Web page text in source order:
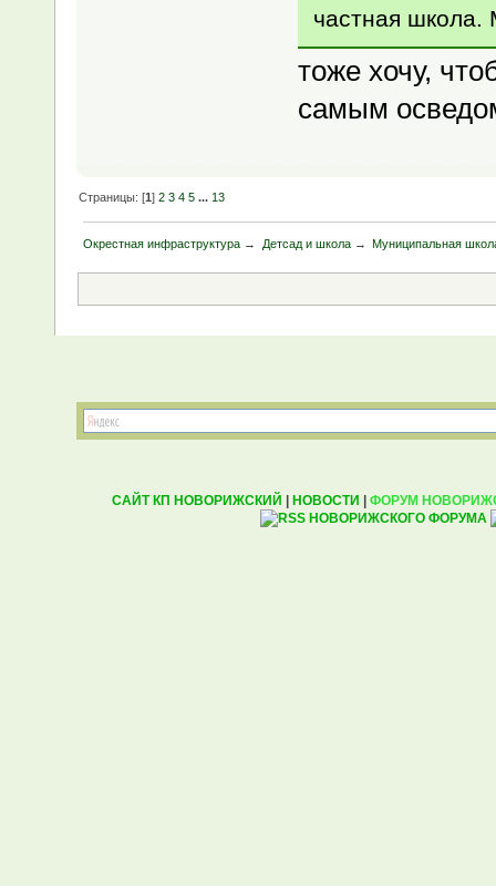
частная школа.
тоже хочу,
самым
Страницы: [1]2 3 4 5 ... 13
Окрестная инфраструктура → Детсад и школа→ Муниципальная
САЙТ КП НОВОРИЖСКИЙ НОВОСТИ ФОРУМ